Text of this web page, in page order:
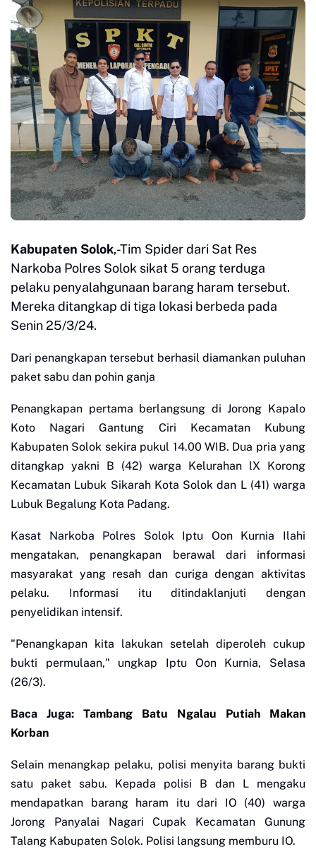
Kabupaten Solok,-Tim Spider dari Sat Res
Narkoba Polres Solok sikat 5 orang terduga
pelaku penyalahgunaan barang haram tersebut.
Mereka ditangkap di tiga lokasi berbeda pada
Senin 25/3/24.
Dari penangkapan tersebut berhasil diamankan puluhan
paket sabu dan pohin ganja
Penangkapan pertama berlangsung di Jorong Kapalo
Koto Nagari Gantung Ciri Kecamatan Kubung
Kabupaten Solok sekira pukul 14.00 WIB. Dua pria yang
ditangkap yakni B (42) warga Kelurahan lX Korong
Kecamatan Lubuk Sikarah Kota Solok dan L (41) warga
Lubuk Begalung Kota Padang.
Kasat Narkoba Polres Solok Iptu Oon Kurnia Ilahi
mengatakan, penangkapan berawal dari informasi
masyarakat yang resah dan curiga dengan aktivitas
pelaku. Informasi itu ditindaklanjuti dengan
penyelidikan intensif.
"Penangkapan kita lakukan setelah diperoleh cukup
bukti permulaan," ungkap Iptu Oon Kurnia, Selasa
(26/3).
Baca Juga: Tambang Batu Ngalau Putiah Makan
Korban
Selain menangkap pelaku, polisi menyita barang bukti
satu paket sabu. Kepada polisi B dan L mengaku
mendapatkan barang haram itu dari IO (40) warga
Jorong Panyalai Nagari Cupak Kecamatan Gunung
Talang Kabupaten Solok. Polisi langsung memburu IO.